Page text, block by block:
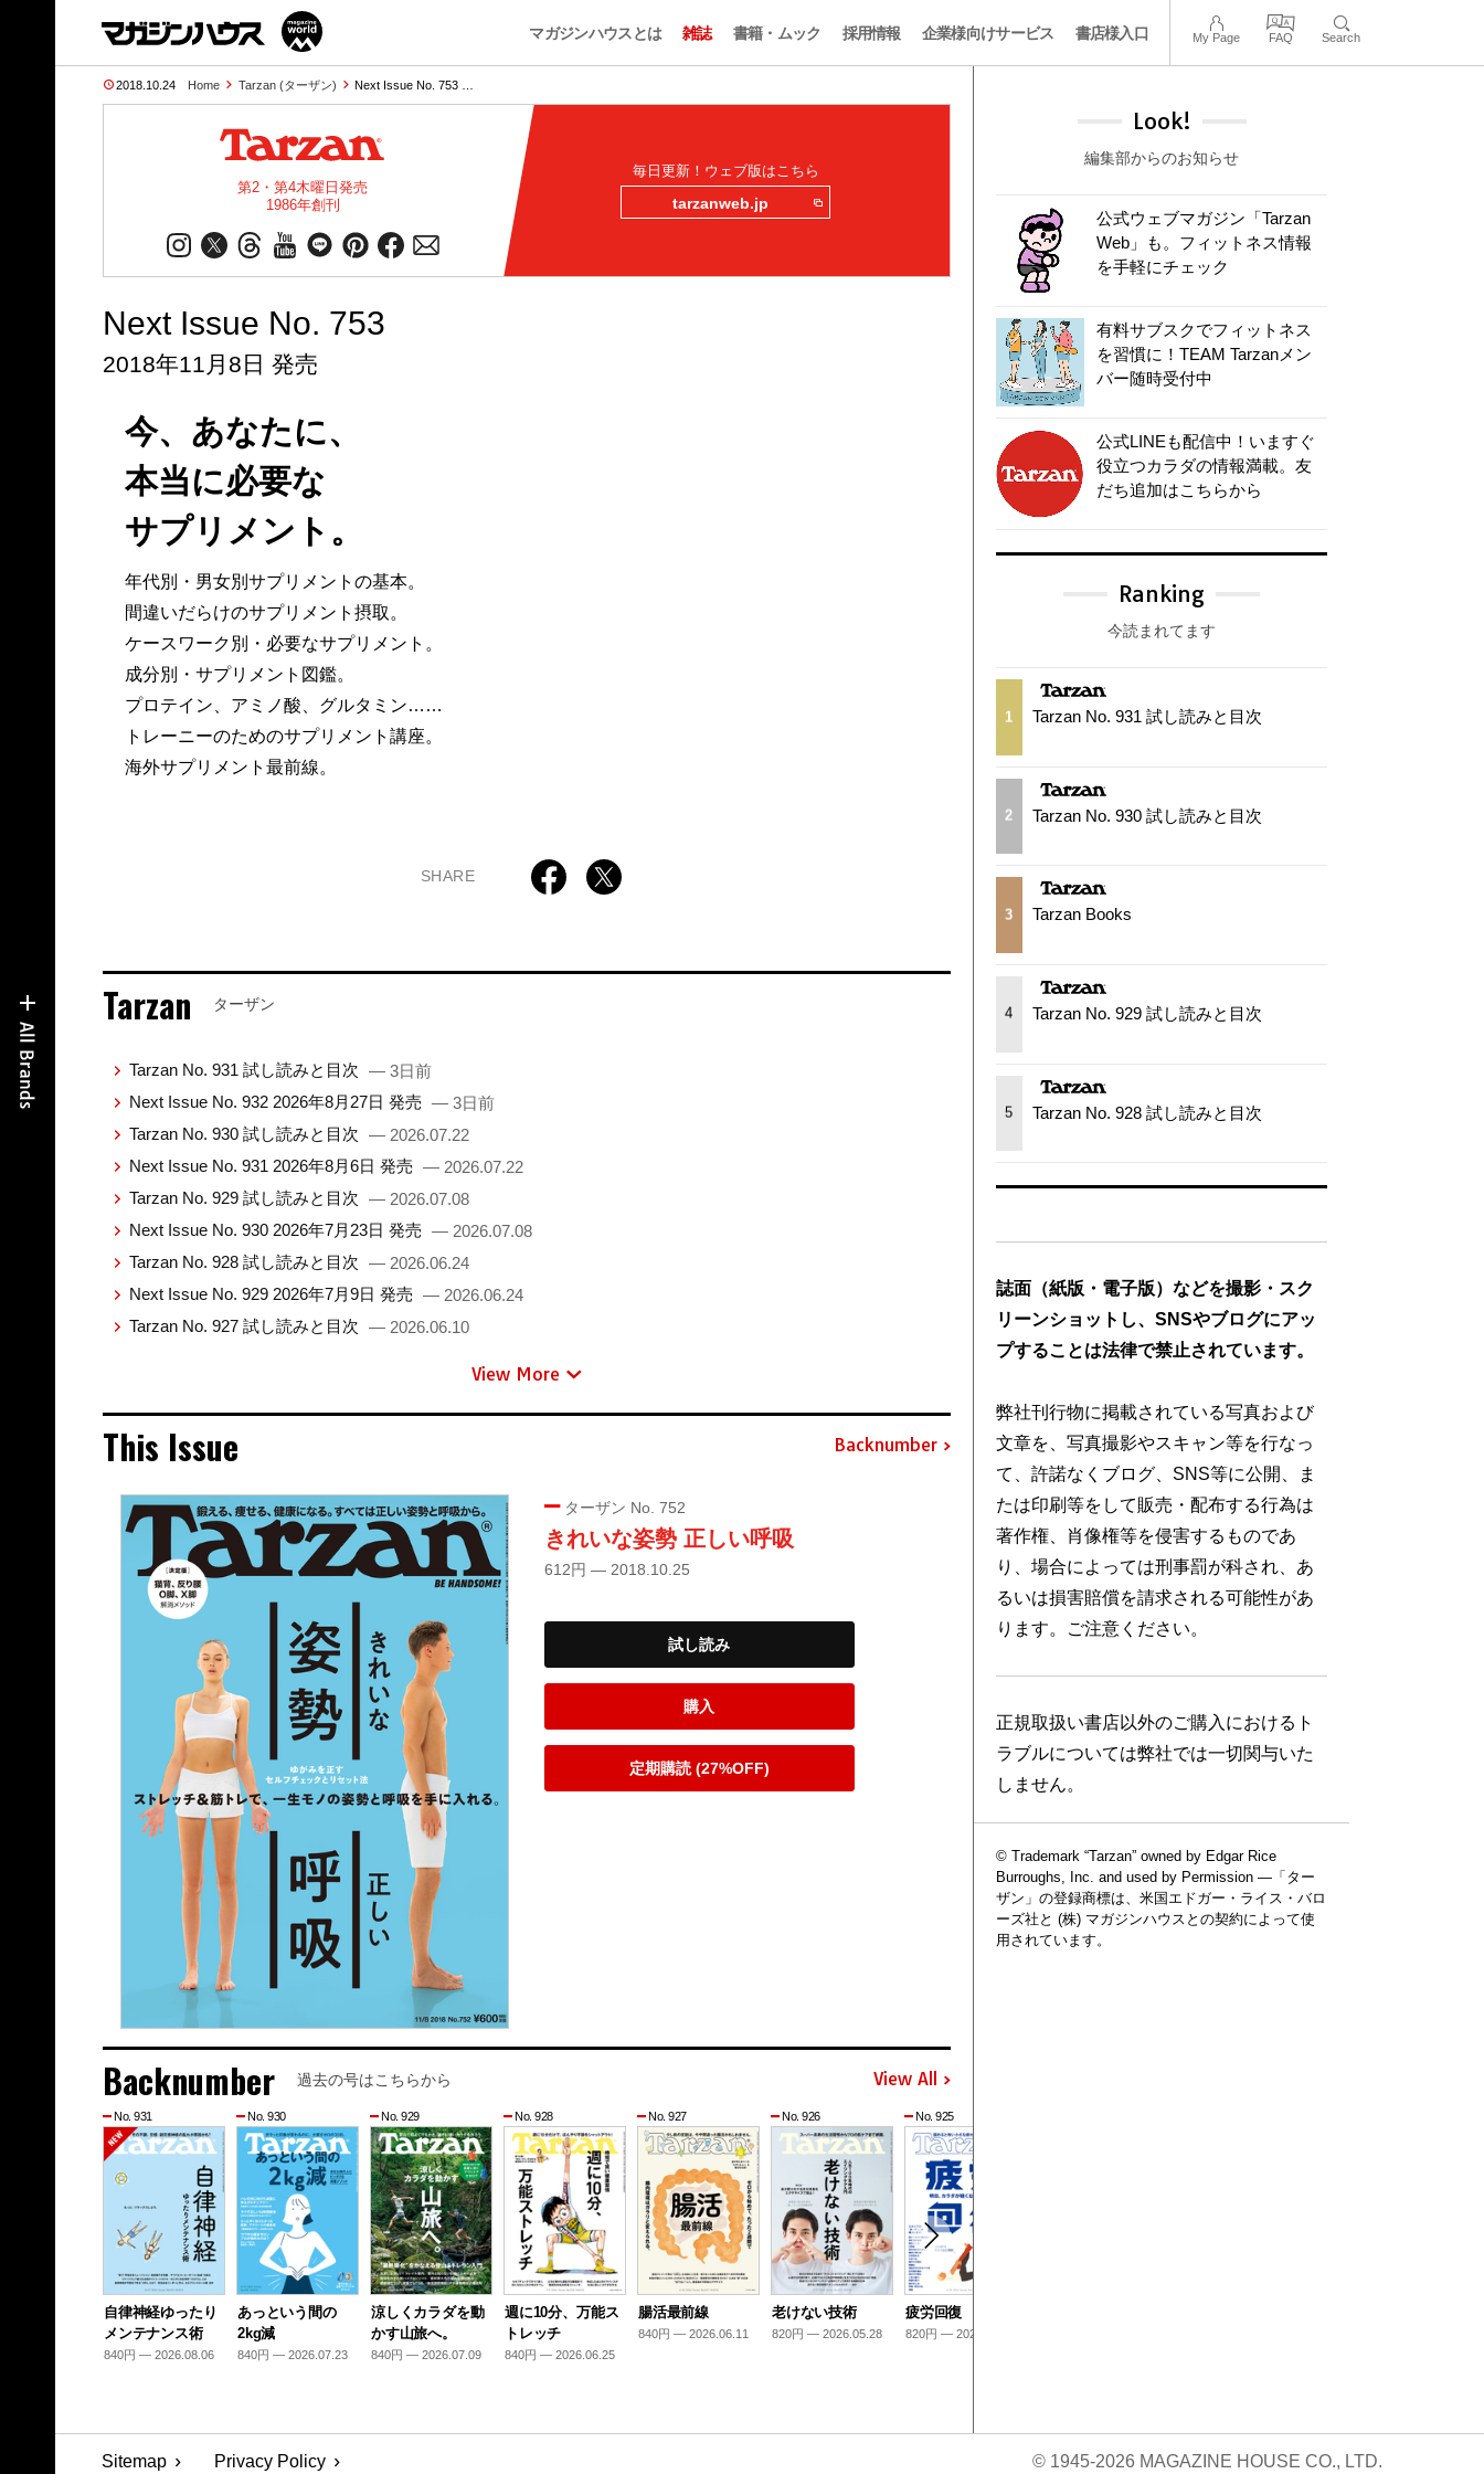
マガジンハウスとは 雑誌 書籍・ムック 採用情報 企業様向けサービス 書店様入口 My Page FAQ Search
2018.10.24 Home Tarzan (ターザン) Next Issue No. 753 …
第2・第4木曜日発売
1986年創刊
毎日更新！ウェブ版はこちら
tarzanweb.jp
Next Issue No. 753
2018年11月8日 発売
今、あなたに、
本当に必要な
サプリメント。
年代別・男女別サプリメントの基本。
間違いだらけのサプリメント摂取。
ケースワーク別・必要なサプリメント。
成分別・サプリメント図鑑。
プロテイン、アミノ酸、グルタミン……
トレーニーのためのサプリメント講座。
海外サプリメント最前線。
SHARE
Tarzan ターザン
Tarzan No. 931 試し読みと目次 — 3日前
Next Issue No. 932 2026年8月27日 発売 — 3日前
Tarzan No. 930 試し読みと目次 — 2026.07.22
Next Issue No. 931 2026年8月6日 発売 — 2026.07.22
Tarzan No. 929 試し読みと目次 — 2026.07.08
Next Issue No. 930 2026年7月23日 発売 — 2026.07.08
Tarzan No. 928 試し読みと目次 — 2026.06.24
Next Issue No. 929 2026年7月9日 発売 — 2026.06.24
Tarzan No. 927 試し読みと目次 — 2026.06.10
View More
This Issue Backnumber
ターザン No. 752
きれいな姿勢 正しい呼吸
612円 — 2018.10.25
試し読み
購入
定期購読 (27%OFF)
Backnumber 過去の号はこちらから View All
No. 931
自律神経ゆったり
メンテナンス術
840円 — 2026.08.06
No. 930
あっという間の
2kg減
840円 — 2026.07.23
No. 929
涼しくカラダを動
かす山旅へ。
840円 — 2026.07.09
No. 928
週に10分、万能ス
トレッチ
840円 — 2026.06.25
No. 927
腸活最前線
840円 — 2026.06.11
No. 926
老けない技術
820円 — 2026.05.28
No. 925
疲労回復
820円 — 2026.05.14
Look!
編集部からのお知らせ
公式ウェブマガジン「Tarzan
Web」も。フィットネス情報
を手軽にチェック
有料サブスクでフィットネス
を習慣に！TEAM Tarzanメン
バー随時受付中
公式LINEも配信中！いますぐ
役立つカラダの情報満載。友
だち追加はこちらから
Ranking
今読まれてます
1 Tarzan No. 931 試し読みと目次
2 Tarzan No. 930 試し読みと目次
3 Tarzan Books
4 Tarzan No. 929 試し読みと目次
5 Tarzan No. 928 試し読みと目次
誌面（紙版・電子版）などを撮影・スク
リーンショットし、SNSやブログにアッ
プすることは法律で禁止されています。
弊社刊行物に掲載されている写真および
文章を、写真撮影やスキャン等を行なっ
て、許諾なくブログ、SNS等に公開、ま
たは印刷等をして販売・配布する行為は
著作権、肖像権等を侵害するものであ
り、場合によっては刑事罰が科され、あ
るいは損害賠償を請求される可能性があ
ります。ご注意ください。
正規取扱い書店以外のご購入におけるト
ラブルについては弊社では一切関与いた
しません。
© Trademark “Tarzan” owned by Edgar Rice
Burroughs, Inc. and used by Permission —「ター
ザン」の登録商標は、米国エドガー・ライス・バロ
ーズ社と (株) マガジンハウスとの契約によって使
用されています。
Sitemap Privacy Policy © 1945-2026 MAGAZINE HOUSE CO., LTD.